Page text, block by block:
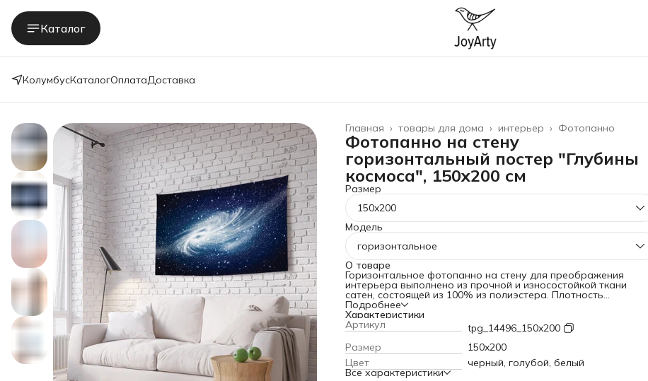
Каталог
КолумбусКаталогОплатаДоставка
Фотопанно
интерьер ›
товары для дома ›
Главная ›
Фотопанно на стену
горизонтальный постер "Глубины
космоса", 150x200 см
Размер
150x200
Модель
горизонтальное
О товаре
Горизонтальное фотопанно на стену для преображения
интерьера выполнено из прочной и износостойкой ткани
сатен, состоящей из 100% из полиэстера. Плотность
материала 175 гр/кв.м, что гарантирует его прочность и
долговечность. Баннер можно стирать при температуре 30-40
градусов (деликатный режим). Современные технологии
печати обеспечивают яркость и насыщенность цветов
плаката. Текстильное полотно крепится к стене с помощью 4
петель, расположенных по углам изделия. Для этого можно
использовать саморезы, кнопки или гвоздики, которые не
входят в комплект. Тканевое панно можно вешать фоном на
Подробнее
Характеристики
Артикул
tpg_14496_150x200
Размер
150x200
Цвет
черный, голубой, белый
Все характеристики